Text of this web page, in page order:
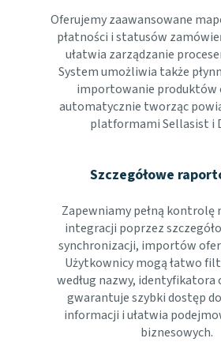
Oferujemy zaawansowane
płatności i statusów
ułatwia zarządzanie
System umożliwia także
importowanie produktów
automatycznie tworząc
platformami Sellasist i
Szczegółowe
Zapewniamy pełną kontrolę
integracji poprzez
synchronizacji, importów
Użytkownicy mogą łatwo
według nazwy, identyfikatora
gwarantuje szybki dostęp
informacji i ułatwia
biznesowych.